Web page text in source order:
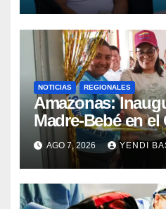
NOTICIAS REGIONALES
​Amazonas:
Madre-Bebé en el
del Aeropuerto
Rincón
AGO 7, 2026 YENDI